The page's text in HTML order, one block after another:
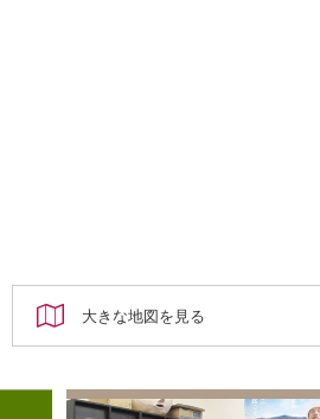
大きな地図を見る